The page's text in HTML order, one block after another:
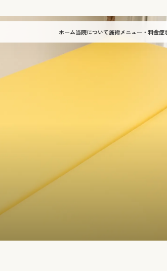
当院について施術メニュー・料金症状別のお